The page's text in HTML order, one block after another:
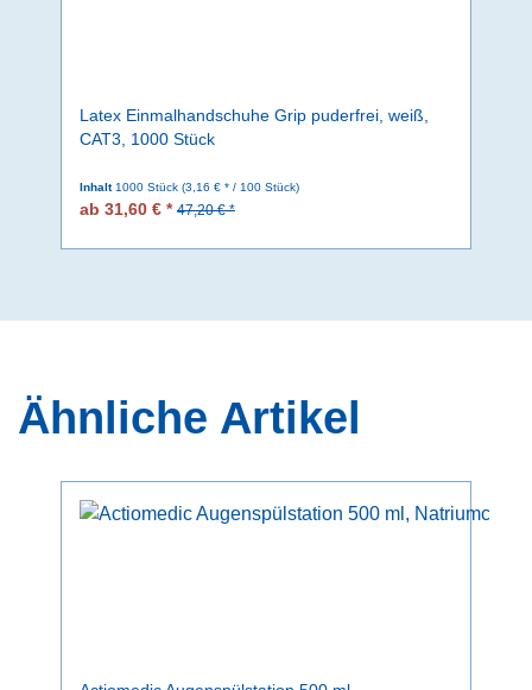
Latex Einmalhandschuhe Grip puderfrei, weiß,
CAT3, 1000 Stück
Inhalt 1000 Stück (3,16 € * / 100 Stück)
ab 31,60 € * 47,20 € *
Ähnliche Artikel